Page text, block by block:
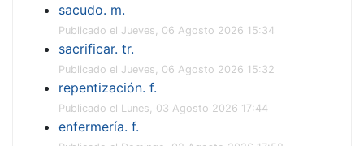
sacudo. m.
Publicado el Jueves, 06 Agosto 2026 15:34
sacrificar. tr.
Publicado el Jueves, 06 Agosto 2026 15:32
repentización. f.
Publicado el Lunes, 03 Agosto 2026 17:44
enfermería. f.